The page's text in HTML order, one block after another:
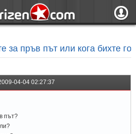
за пръв път или кога бихте
04-04 02:27:37
път?